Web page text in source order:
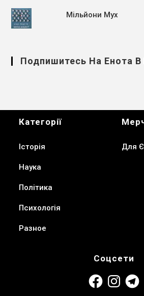
Мільйони Мух
Подпишитесь На Енота В
Категорії
Історія
Наука
Політика
Психологія
Разное
Для
Соцсети
FacebookInstagram